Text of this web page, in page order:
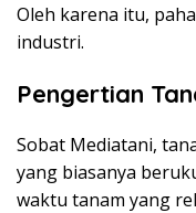
Oleh karena itu,
industri.
Pengertian
Sobat Mediatani,
yang biasanya
waktu tanam yang